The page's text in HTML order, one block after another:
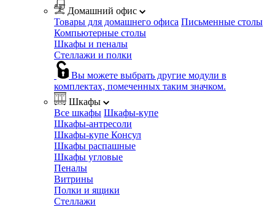
Домашний офис
Товары для домашнего офиса Письменные столы
Компьютерные столы
Шкафы и пеналы
Стеллажи и полки
Вы можете выбрать другие модули в
комплектах, помеченных таким значком.
Шкафы
Все шкафы Шкафы-купе
Шкафы-антресоли
Шкафы-купе Консул
Шкафы распашные
Шкафы угловые
Пеналы
Витрины
Полки и ящики
Стеллажи